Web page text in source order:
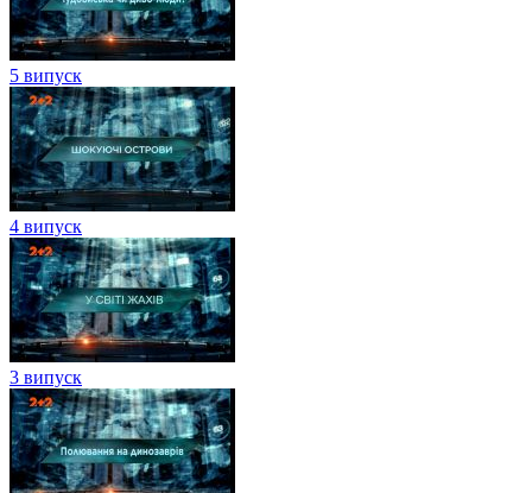
5 випуск
4 випуск
3 випуск